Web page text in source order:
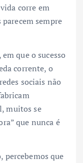
corre em
sempre
que o sucesso
corrente, o
sociais não
muitos se
que nunca é
percebemos que